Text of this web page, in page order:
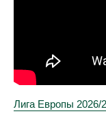
Лига Европы 2026/